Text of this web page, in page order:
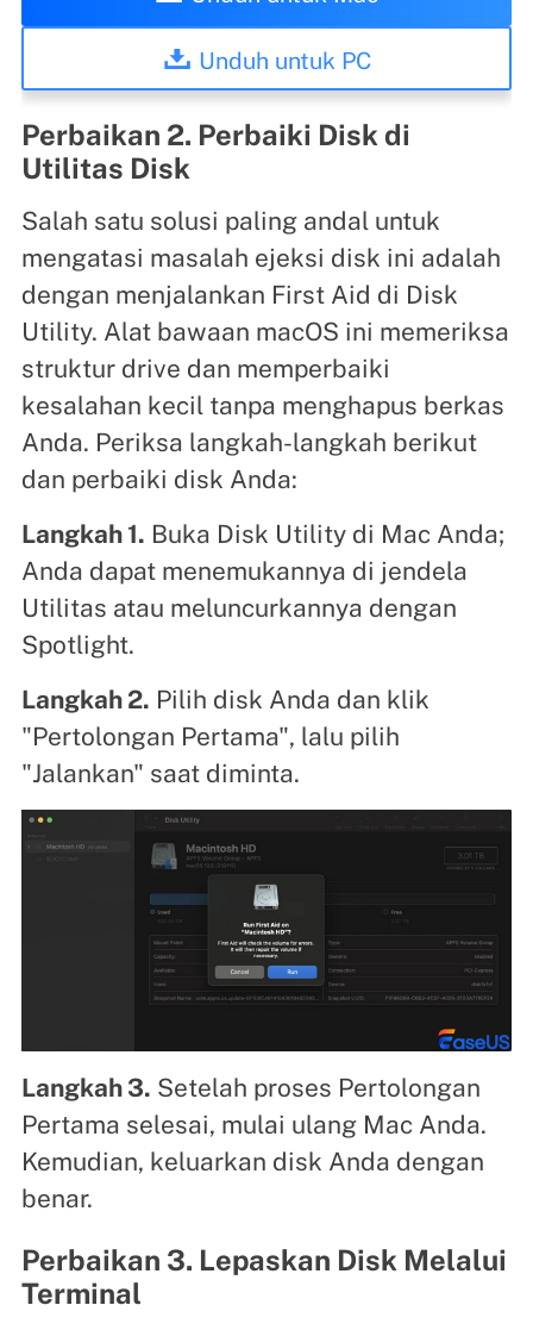
Unduh untuk PC
Perbaikan 2. Perbaiki Disk di
Utilitas Disk
Salah satu solusi paling andal untuk
mengatasi masalah ejeksi disk ini adalah
dengan menjalankan First Aid di Disk
Utility. Alat bawaan macOS ini memeriksa
struktur drive dan memperbaiki
kesalahan kecil tanpa menghapus berkas
Anda. Periksa langkah-langkah berikut
dan perbaiki disk Anda:
Langkah 1. Buka Disk Utility di Mac Anda;
Anda dapat menemukannya di jendela
Utilitas atau meluncurkannya dengan
Spotlight.
Langkah 2. Pilih disk Anda dan klik
"Pertolongan Pertama", lalu pilih
"Jalankan" saat diminta.
Langkah 3. Setelah proses Pertolongan
Pertama selesai, mulai ulang Mac Anda.
Kemudian, keluarkan disk Anda dengan
benar.
Perbaikan 3. Lepaskan Disk Melalui
Terminal